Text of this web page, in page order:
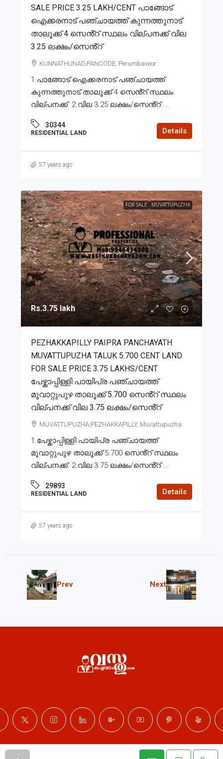
SALE PRICE 3.25 LAKH/CENT പാങ്ങോട്
ഐക്കരനാട് പഞ്ചായത്ത് കുന്നത്തുനാട്
താലൂക്ക് 4 സെൻ്റ് സ്ഥലം വില്പനക്ക് വില
3.25 ലക്ഷം/സെൻ്റ്
KUNNATHUNAD,PANCODE, Perumbavoor
1.പാങ്ങോട് ഐക്കരനാട് പഞ്ചായത്ത്
കുന്നത്തുനാട് താലൂക്ക് 4 സെൻ്റ് സ്ഥലം
വില്പനക്ക്. 2.വില 3.25 ലക്ഷം/സെൻ്റ്....
30344
RESIDENTIAL LAND Details
57 years ago
FOR SALE MUVATTUPUZHA
Rs.3.75 lakh
PEZHAKKAPILLY PAIPRA PANCHAYATH
MUVATTUPUZHA TALUK 5.700 CENT LAND
FOR SALE PRICE 3.75 LAKHS/CENT
പേഴ്ക്കാപ്പിള്ളി പായിപ്ര പഞ്ചായത്ത്
മൂവാറ്റുപുഴ താലൂക്ക് 5.700 സെൻ്റ് സ്ഥലം
വില്പനക്ക് വില 3.75 ലക്ഷം/സെൻ്റ്
MUVATTUPUZHA,PEZHAKKAPILLY, Muvattupuzha
1.പേഴ്ക്കാപ്പിള്ളി പായിപ്ര പഞ്ചായത്ത്
മൂവാറ്റുപുഴ താലൂക്ക് 5.700 സെൻ്റ് സ്ഥലം
വില്പനക്ക്. 2.വില 3.75 ലക്ഷം/സെൻ്റ്....
29893
RESIDENTIAL LAND Details
57 years ago
Prev Next
© Professional Properties - All rights reserved